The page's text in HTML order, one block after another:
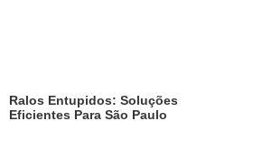
Ralos Entupidos: Soluções
Eficientes Para São Paulo